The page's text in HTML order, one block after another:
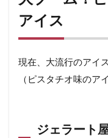
アイス
現在、大流行のアイ
（ピスタチオ味のア
ジェラート